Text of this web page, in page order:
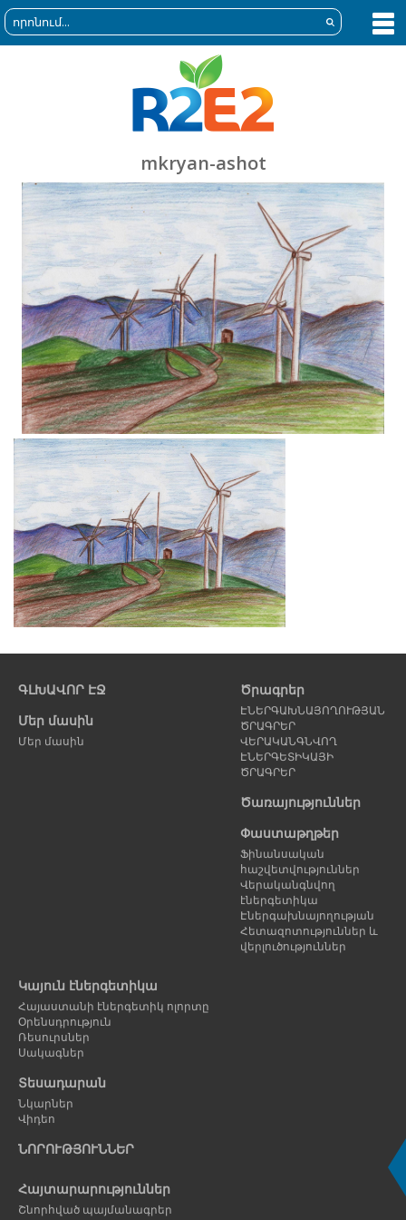
mkryan-ashot
էջ
ԳԼԽԱՎՈՐ ԷՋ
Մեր մասին
Մեր մասին
Ծրագրեր
ԷՆԵՐԳԱԽՆԱՅՈՂՈՒԹՅԱՆ
ԾՐԱԳՐԵՐ
ՎԵՐԱԿԱՆԳՆՎՈՂ
ԷՆԵՐԳԵՏԻԿԱՅԻ
ԾՐԱԳՐԵՐ
Ծառայություններ
Փաստաթղթեր
Ֆինանսական
հաշվետվություններ
Վերականգնվող
էներգետիկա
Էներգախնայողության
Հետազոտություններ և
վերլուծություններ
Կայուն էներգետիկա
Հայաստանի էներգետիկ ոլորտը
Օրենսդրություն
Ռեսուրսներ
Սակագներ
Տեսադարան
Նկարներ
Վիդեո
ՆՈՐՈՒԹՅՈՒՆՆԵՐ
Հայտարարություններ
Շնորհված պայմանագրեր